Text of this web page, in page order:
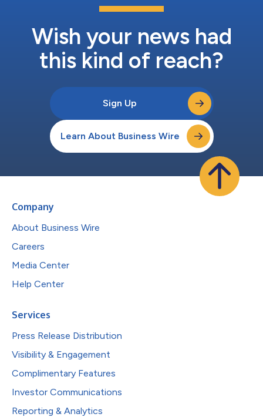
Wish your news had
this kind of reach?
Sign Up
Learn About Business Wire
Company
About Business Wire
Careers
Media Center
Help Center
Services
Press Release Distribution
Visibility & Engagement
Complimentary Features
Investor Communications
Reporting & Analytics